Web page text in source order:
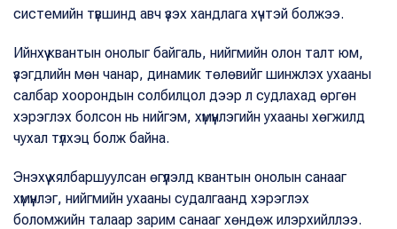
системийн түвшинд авч үзэх хандлага хүчтэй болжээ.
Ийнхүү квантын онолыг байгаль, нийгмийн олон талт юм,
үзэгдлийн мөн чанар, динамик төлөвийг шинжлэх ухааны
салбар хоорондын солбилцол дээр л судлахад өргөн
хэрэглэх болсон нь нийгэм, хүмүүнлэгийн ухааны хөгжилд
чухал түлхэц болж байна.
Энэхүү хялбаршуулсан өгүүлэлд квантын онолын санааг
хүмүүнлэг, нийгмийн ухааны судалгаанд хэрэглэх
боломжийн талаар зарим санааг хөндөж илэрхийллээ.